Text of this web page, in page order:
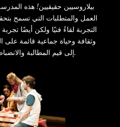
بيلاروسيين حقيقيين! هذه
العمل والمتطلبات التي تسمح
التجربة لقاءً فنيًا ولكن أيضًا
وثقافة وحياة جماعية قائمة على
إلى قيم المطالبة والانضباط والمثابرة في العمل.